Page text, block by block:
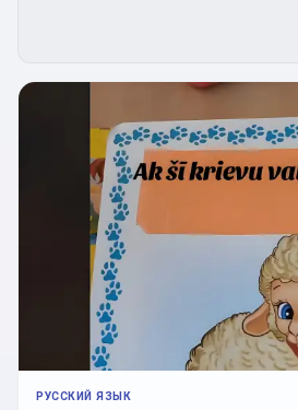
РУССКИЙ ЯЗЫК